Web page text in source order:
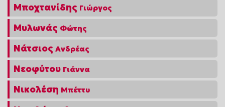
Μποχτανίδης Γιώργος
Μυλωνάς Φώτης
Νάτσιος Ανδρέας
Νεοφύτου Γιάννα
Νικολέση Μπέττυ